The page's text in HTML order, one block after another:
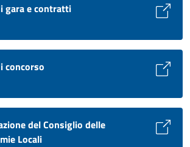
gara e contratti
concorso
del Consiglio delle
Locali